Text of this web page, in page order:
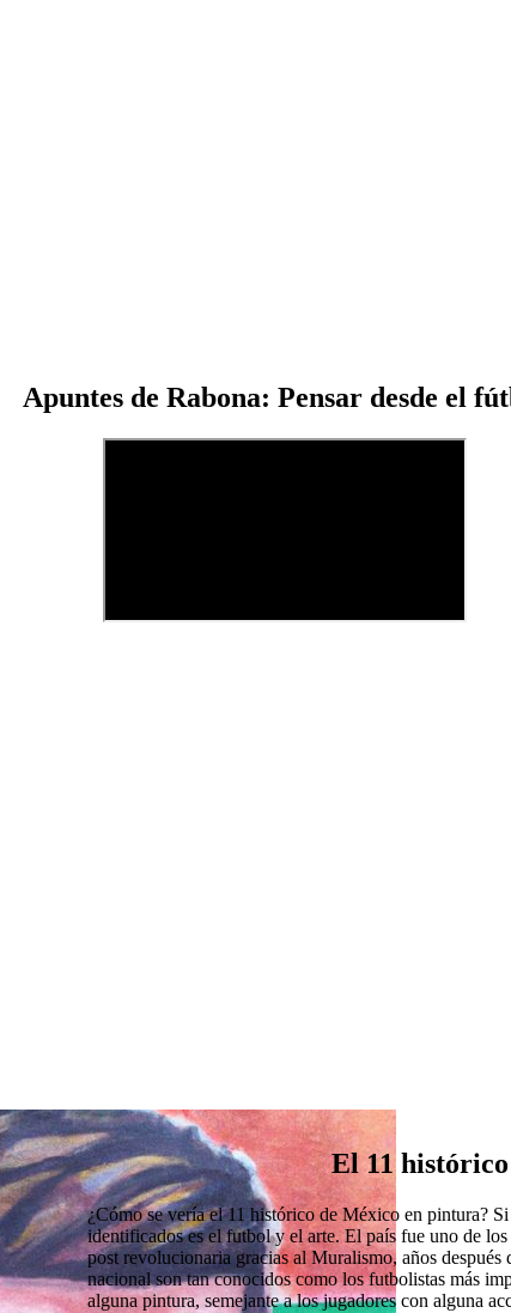
Apuntes de Rabona: Pensar desde el
El 11
¿Cómo se vería el 11 histórico de México en pintura?
identificados es el futbol y el arte. El país fue uno de
post revolucionaria gracias al Muralismo, años
nacional son tan conocidos como los futbolistas más
alguna pintura, semejante a los jugadores con alguna